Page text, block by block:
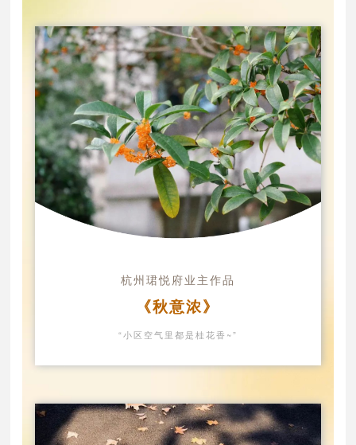
杭州珺悦府业主作品
《秋意浓》
“小区空气里都是桂花香~”